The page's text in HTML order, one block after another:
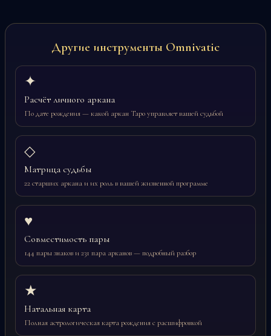
Другие инструменты Omnivatic
✦
Расчёт личного аркана
По дате рождения — какой аркан Таро управляет вашей судьбой
◇
Матрица судьбы
22 старших аркана и их роль в вашей жизненной программе
♥
Совместимость пары
144 пары знаков и 231 пара арканов — подробный разбор
★
Натальная карта
Полная астрологическая карта рождения с расшифровкой